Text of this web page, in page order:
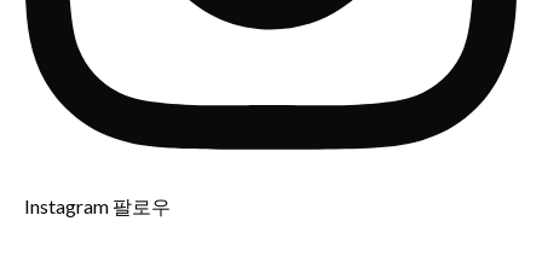
Instagram 팔로우